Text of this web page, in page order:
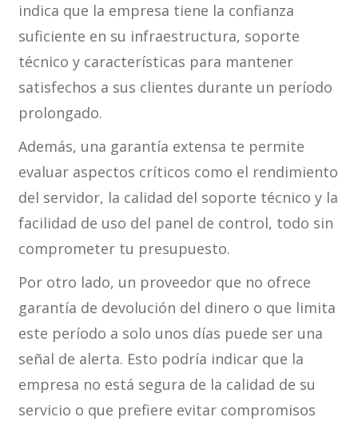
indica que la empresa tiene la confianza
suficiente en su infraestructura, soporte
técnico y características para mantener
satisfechos a sus clientes durante un período
prolongado.
Además, una garantía extensa te permite
evaluar aspectos críticos como el rendimiento
del servidor, la calidad del soporte técnico y la
facilidad de uso del panel de control, todo sin
comprometer tu presupuesto.
Por otro lado, un proveedor que no ofrece
garantía de devolución del dinero o que limita
este período a solo unos días puede ser una
señal de alerta. Esto podría indicar que la
empresa no está segura de la calidad de su
servicio o que prefiere evitar compromisos